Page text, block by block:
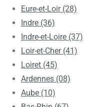
Eure-et-Loir (28)
Indre (36)
Indre-et-Loire (37)
Loir-et-Cher (41)
Loiret (45)
Ardennes (08)
Aube (10)